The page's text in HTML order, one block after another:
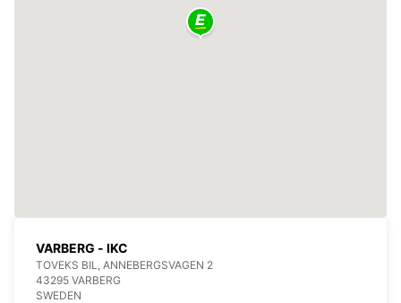
VARBERG - IKC
TOVEKS BIL, ANNEBERGSVAGEN 2
43295 VARBERG
SWEDEN